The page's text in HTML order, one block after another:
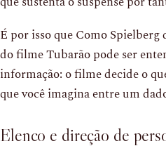
É por isso que Como
do filme Tubarão pode ser
informação: o filme decide o
que você imagina entre um
Elenco e direção de